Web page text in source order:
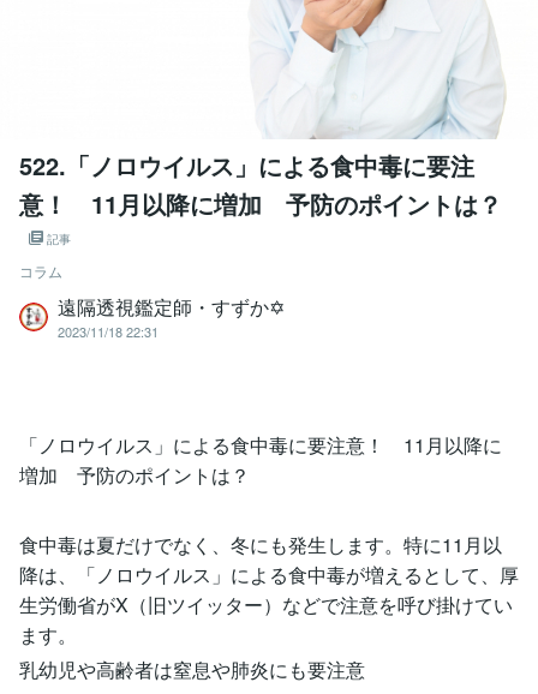
522.「ノロウイルス」による食中毒に要注
意！ 11月以降に増加 予防のポイントは？
記事
コラム
遠隔透視鑑定師・すずか✡
2023/11/18 22:31
「ノロウイルス」による食中毒に要注意！ 11月以降に
増加 予防のポイントは？
食中毒は夏だけでなく、冬にも発生します。特に11月以
降は、「ノロウイルス」による食中毒が増えるとして、厚
生労働省がX（旧ツイッター）などで注意を呼び掛けてい
ます。
乳幼児や高齢者は窒息や肺炎にも要注意